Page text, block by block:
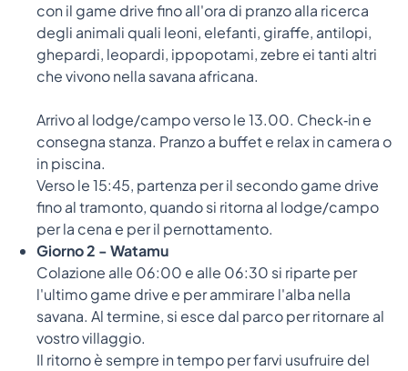
con il game drive fino all'ora di pranzo alla ricerca
degli animali quali leoni, elefanti, giraffe, antilopi,
ghepardi, leopardi, ippopotami, zebre ei tanti altri
che vivono nella savana africana.
Arrivo al lodge/campo verso le 13.00. Check‐in e
consegna stanza. Pranzo a buffet e relax in camera o
in piscina.
Verso le 15:45, partenza per il secondo game drive
fino al tramonto, quando si ritorna al lodge/campo
per la cena e per il pernottamento.
Giorno 2 - Watamu
Colazione alle 06:00 e alle 06:30 si riparte per
l'ultimo game drive e per ammirare l'alba nella
savana. Al termine, si esce dal parco per ritornare al
vostro villaggio.
Il ritorno è sempre in tempo per farvi usufruire del